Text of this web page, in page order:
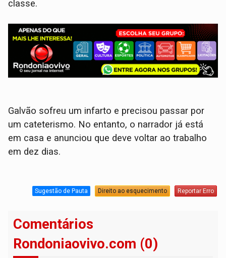
classe.
Galvão sofreu um infarto e precisou passar por
um cateterismo. No entanto, o narrador já está
em casa e anunciou que deve voltar ao trabalho
em dez dias.
Sugestão de Pauta Direito ao esquecimento Reportar Erro
Comentários
Rondoniaovivo.com (0)